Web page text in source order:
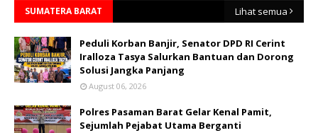
SUMATERA BARAT Lihat semua
Peduli Korban Banjir, Senator DPD RI Cerint
Iralloza Tasya Salurkan Bantuan dan Dorong
Solusi Jangka Panjang
August 06, 2026
Polres Pasaman Barat Gelar Kenal Pamit,
Sejumlah Pejabat Utama Berganti